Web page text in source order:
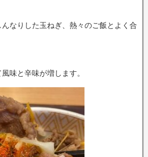
なりした玉ねぎ、熱々のご飯とよく合
味と辛味が増します。